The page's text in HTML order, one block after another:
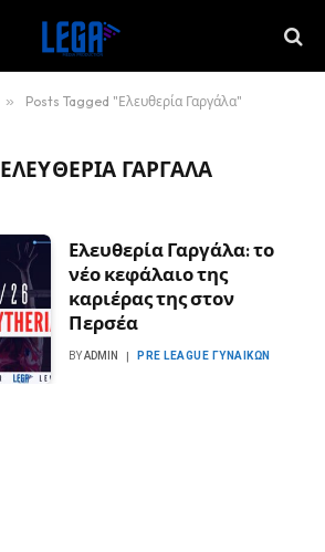
» Posts Tagged "Ελευθερία Γαργάλα"
ΕΛΕΥΘΕΡΊΑ ΓΑΡΓΆΛΑ
Ελευθερία Γαργάλα: το
νέο κεφάλαιο της
καριέρας της στον
Περσέα
BYADMIN PRE LEAGUE ΓΥΝΑΙΚΏΝ